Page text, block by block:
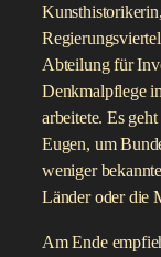
Abteilung für
Denkmalpflege
arbeitete. Es
Eugen, um
weniger
Länder oder die
Am Ende